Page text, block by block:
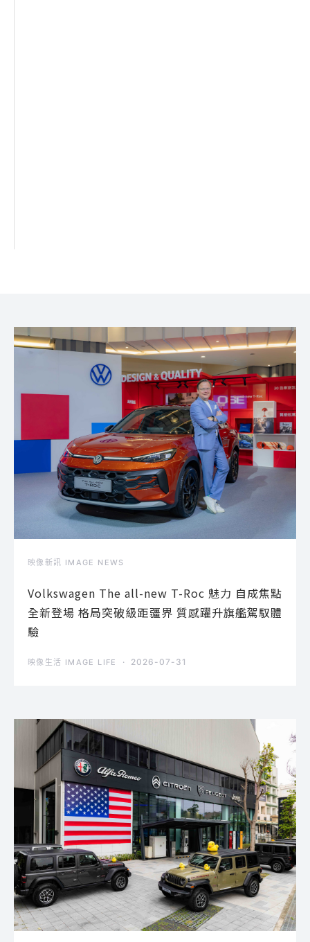
映像新訊 IMAGE NEWS
Volkswagen The all-new T-Roc 魅力 自成焦點
全新登場 格局突破級距疆界 質感躍升旗艦駕馭體
驗
映像生活 IMAGE LIFE 2026-07-31